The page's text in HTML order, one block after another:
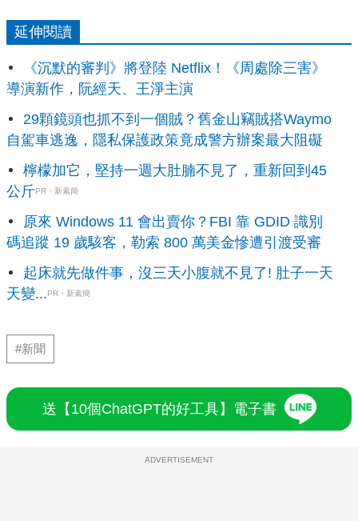
延伸閱讀
《沉默的審判》將登陸 Netflix！《周處除三害》
導演新作，阮經天、王淨主演
29顆鏡頭也抓不到一個賊？舊金山竊賊搭Waymo
自駕車逃逸，隱私保護政策竟成警方辦案最大阻礙
檸檬加它，堅持一週大肚腩不見了，重新回到45
公斤PR・新素簡
原來 Windows 11 會出賣你？FBI 靠 GDID 識別
碼追蹤 19 歲駭客，勒索 800 萬美金慘遭引渡受審
起床就先做件事，沒三天小腹就不見了! 肚子一天
天變...PR・新素簡
#新聞
送【10個ChatGPT的好工具】電子書
ADVERTISEMENT